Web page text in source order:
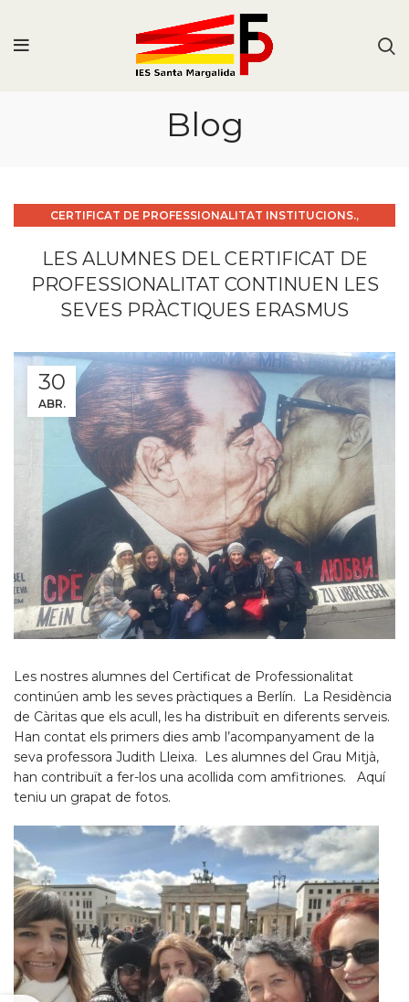
Blog
CERTIFICAT DE PROFESSIONALITAT INSTITUCIONS.,
LES ALUMNES DEL CERTIFICAT DE
PROFESSIONALITAT CONTINUEN LES
SEVES PRÀCTIQUES ERASMUS
30
ABR.
Les nostres alumnes del Certificat de Professionalitat
continúen amb les seves pràctiques a Berlín. La Residència
de Càritas que els acull, les ha distribuït en diferents serveis.
Han contat els primers dies amb l’acompanyament de la
seva professora Judith Lleixa. Les alumnes del Grau Mitjà,
han contribuït a fer-los una acollida com amfitriones. Aquí
teniu un grapat de fotos.